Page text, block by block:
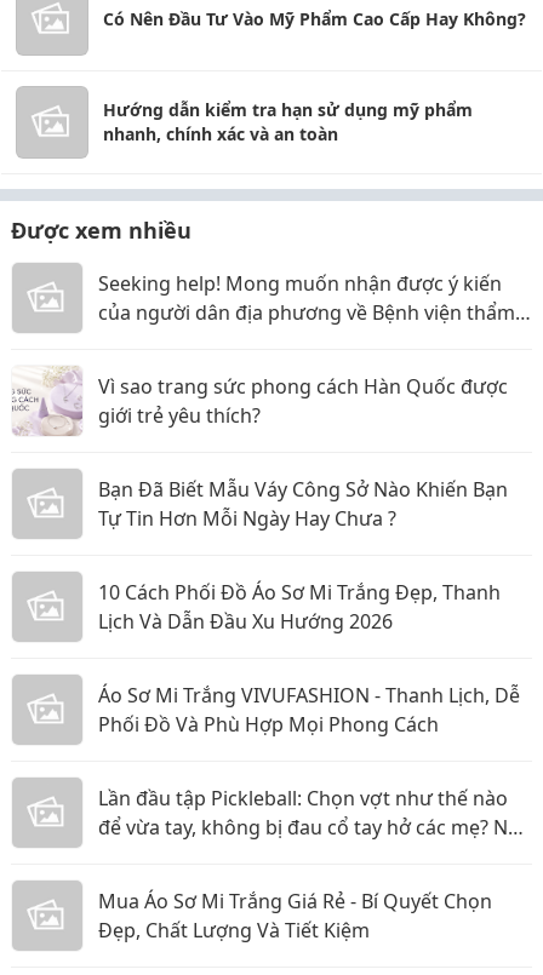
Có Nên Đầu Tư Vào Mỹ Phẩm Cao Cấp Hay Không?
Hướng dẫn kiểm tra hạn sử dụng mỹ phẩm
nhanh, chính xác và an toàn
Được xem nhiều
Seeking help! Mong muốn nhận được ý kiến
của người dân địa phương về Bệnh viện thẩm
Vì sao trang sức phong cách Hàn Quốc được
giới trẻ yêu thích?
Bạn Đã Biết Mẫu Váy Công Sở Nào Khiến Bạn
Tự Tin Hơn Mỗi Ngày Hay Chưa ?
10 Cách Phối Đồ Áo Sơ Mi Trắng Đẹp, Thanh
Lịch Và Dẫn Đầu Xu Hướng 2026
Áo Sơ Mi Trắng VIVUFASHION - Thanh Lịch, Dễ
Phối Đồ Và Phù Hợp Mọi Phong Cách
Lần đầu tập Pickleball: Chọn vợt như thế nào
để vừa tay, không bị đau cổ tay hở các mẹ? Nội
Mua Áo Sơ Mi Trắng Giá Rẻ - Bí Quyết Chọn
Đẹp, Chất Lượng Và Tiết Kiệm